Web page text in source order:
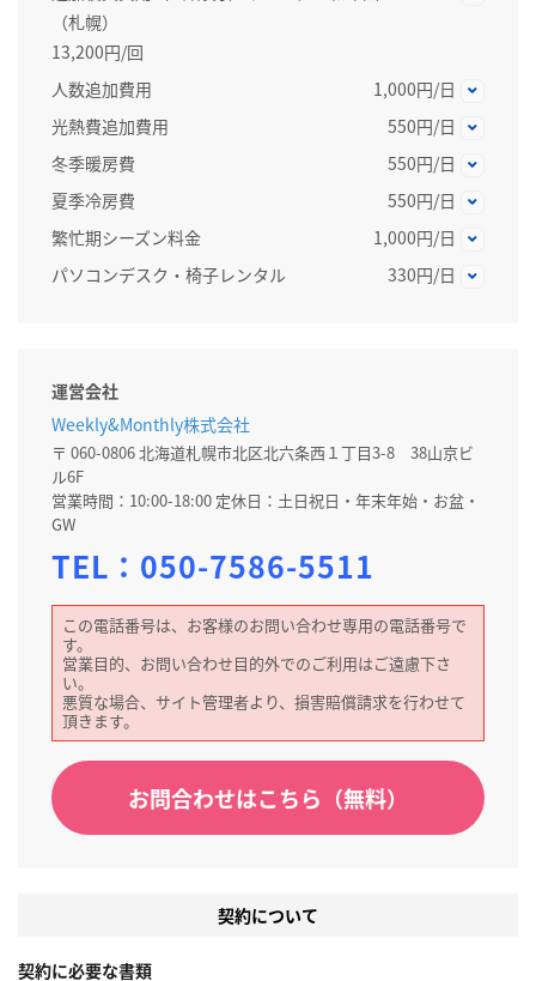
（札幌）
13,200円/回
人数追加費用
1,000円/日
光熱費追加費用
550円/日
冬季暖房費
550円/日
夏季冷房費
550円/日
繁忙期シーズン料金
1,000円/日
パソコンデスク・椅子レンタル
330円/日
運営会社
Weekly&Monthly株式会社
〒 060-0806 北海道札幌市北区北六条西１丁目3-8 38山京ビ
ル6F
営業時間：10:00-18:00 定休日：土日祝日・年末年始・お盆・
GW
TEL： 050-7586-5511
この電話番号は、お客様のお問い合わせ専用の電話番号で
す。
営業目的、お問い合わせ目的外でのご利用はご遠慮下さ
い。
悪質な場合、サイト管理者より、損害賠償請求を行わせて
頂きます。
お問合わせはこちら（無料）
契約について
契約に必要な書類